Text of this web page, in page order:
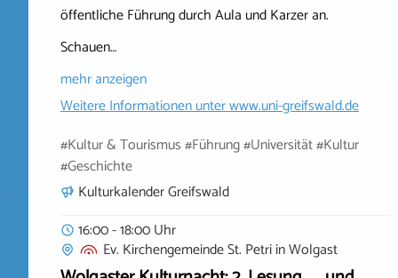
öffentliche Führung durch Aula und Karzer an.
Schauen…
mehr anzeigen
Weitere Informationen unterwww.uni-greifswald.de
#Kultur & Tourismus #Führung #Universität #Kultur
#Geschichte
Kulturkalender Greifswald
16:00 - 18:00 Uhr
Ev. Kirchengemeinde St. PetriinWolgast